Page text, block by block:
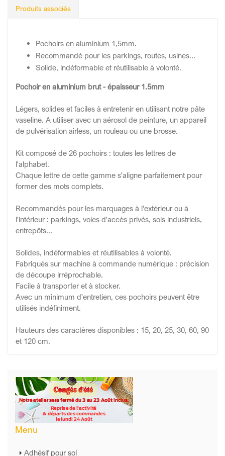
Produits associés
Pochoirs en aluminium 1,5mm.
Recommandé pour les parkings, routes, usines...
Solide, indéformable et réutilisable à volonté.
Pochoir en aluminium brut - épaisseur 1.5mm
Légers, solides et faciles à entretenir en utilisant notre pâte
vaseline. A utiliser avec un aérosol de peinture, un appareil
de pulvérisation airless, un rouleau ou une brosse.
Kit composé de 26 pochoirs : toutes les lettres de
l'alphabet.
Chaque lettre de cette gamme s'aligne parfaitement pour
former des mots complets.
Recommandés pour les marquages à l'extérieur ou à
l'intérieur : parkings, voies d'accès privés, sols industriels,
entrepôts...
Solides, indéformables et réutilisables à volonté.
Fabriqués sur machine à commande numérique : précision
de découpe irréprochable.
Facile à transporter et à stocker.
Avec un minimum d'entretien, ces pochoirs peuvent être
utilisés indéfiniment.
Hauteurs des caractères disponibles : 15, 20, 25, 30, 60, 90
et 120 cm.
Menu
Adhésif pour sol